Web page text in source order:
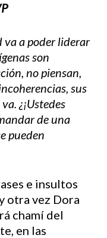
va a poder liderar
son
no piensan,
sus
¿¡Ustedes
de una
pueden
e insultos
otra vez Dora
chamí del
en las